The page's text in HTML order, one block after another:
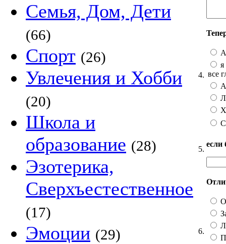
Семья, Дом, Дети
(66)
Спорт (26)
Увлечения и Хобби
(20)
Школа и
образование (28)
Эзотерика,
Сверхъестественное
(17)
Эмоции (29)
4.
я
все
5.
если
6.